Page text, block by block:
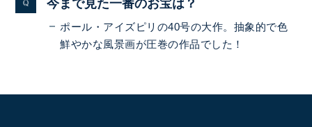
ポール・アイズピリの40号の大作。抽象的で色
鮮やかな風景画が圧巻の作品でした！